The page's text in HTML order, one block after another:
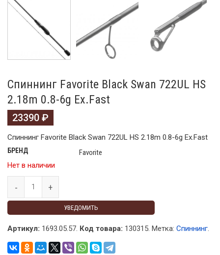
Спиннинг Favorite Black Swan 722UL HS
2.18m 0.8-6g Ex.Fast
23390 ₽
Спиннинг Favorite Black Swan 722UL HS 2.18m 0.8-6g Ex.Fast
БРЕНД
Favorite
Нет в наличии
УВЕДОМИТЬ
Артикул: 1693.05.57. Код товара: 130315. Метка: Спиннинг.